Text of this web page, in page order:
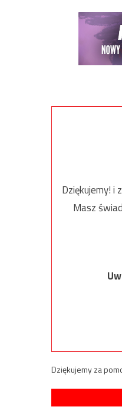
Dziękujemy! i
Masz
Dziękujemy za